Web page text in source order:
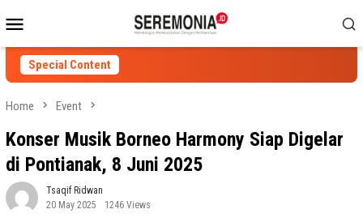
to
contentMenu
Special Content
Home Event
Konser Musik Borneo Harmony Siap Digelar
di Pontianak, 8 Juni 2025
Tsaqif Ridwan
20 May 2025
1246 Views